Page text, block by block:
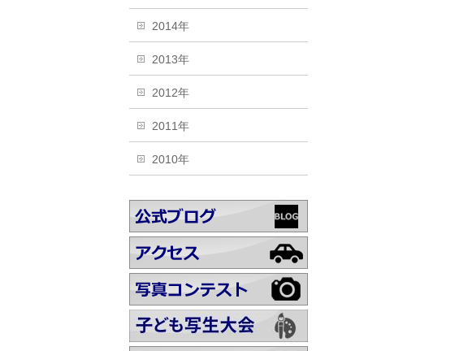
2014年
2013年
2012年
2011年
2010年